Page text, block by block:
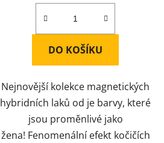
5,0
z
hvězdiček.
DO KOŠÍKU
Nejnovější kolekce magnetických
hybridních laků od je barvy, které
jsou proměnlivé jako
žena! Fenomenální efekt kočičích